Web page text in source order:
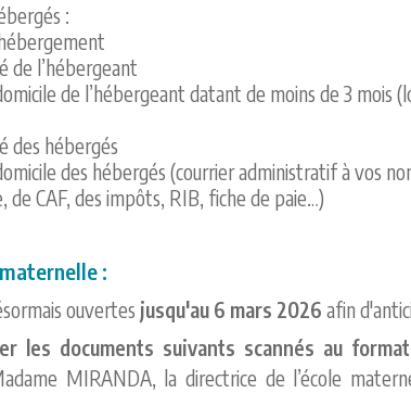
:
de l’hébergeant
de l’hébergeant datant de moins de 3 mois
des hébergés
des hébergés (courrier administratif à vos
de CAF, des impôts, RIB, fiche de paie…)
:
ouvertes jusqu'au 6 mars 2026 afin
les documents suivants scannés au
MIRANDA, la directrice de l’école